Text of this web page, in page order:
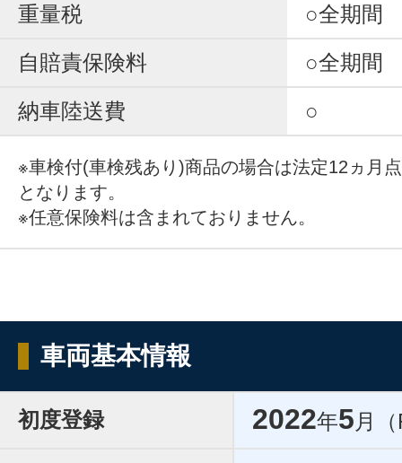
重量税
○全期間
自賠責保険料
○全期間
納車陸送費
○
※車検付(車検残あり)商品の場合は法定12ヵ月
となります。
※任意保険料は含まれておりません。
車両基本情報
初度登録 2022年5 月